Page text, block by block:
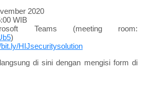
2020
WIB
Teams (meeting room:
)
HIJsecuritysolution
di sini dengan mengisi form di